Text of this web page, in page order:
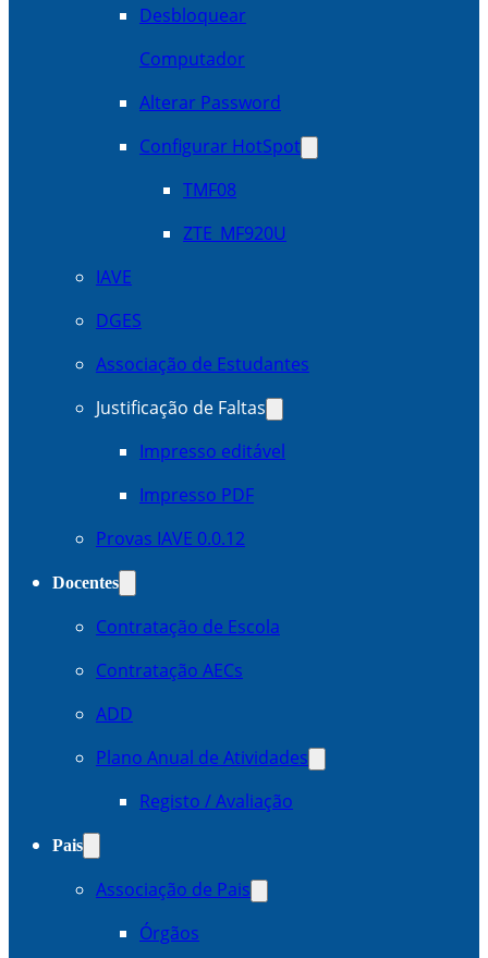
Desbloquear
Computador
Alterar Password
Configurar HotSpot
TMF08
ZTE_MF920U
IAVE
DGES
Associação de Estudantes
Justificação de Faltas
Impresso editável
Impresso PDF
Provas IAVE 0.0.12
Docentes
Contratação de Escola
Contratação AECs
ADD
Plano Anual de Atividades
Registo / Avaliação
Pais
Associação de Pais
Órgãos